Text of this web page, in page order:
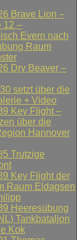
Brave Lion –
12 –
Evern nach
Raum
Dry Beaver –
setzt über die
+ Video
Key Flight –
über die
Hannover
Trutzige
Key Flight der
Raum Eldagsen
Heeresübung
Tankbataljon
Kok